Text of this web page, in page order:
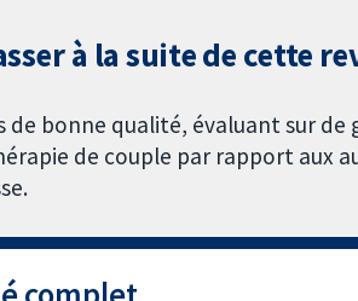
à la suite de cette
de bonne qualité, évaluant sur
de couple par rapport aux